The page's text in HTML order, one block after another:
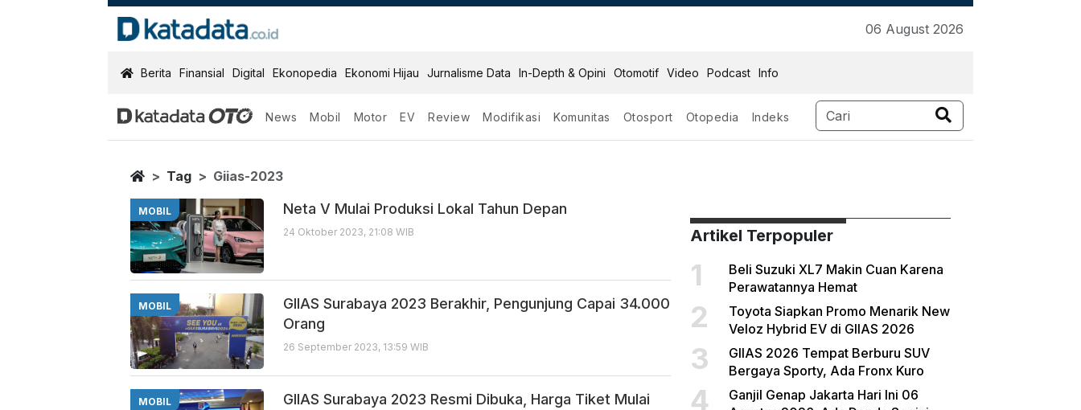
06 August 2026
KatadataOTO
Berita Finansial Digital Ekonopedia Ekonomi Hijau Jurnalisme Data In-Depth & Opini Otomotif Video Podcast Info
News Mobil Motor EV Review Modifikasi Komunitas Otosport Otopedia Indeks
Giias 2023
Berita Terbaru
Home
Tag Giias-2023
MOBIL Neta V Mulai Produksi Lokal Tahun Depan
24 Oktober 2023, 21:08 WIB
MOBIL
GIIAS Surabaya 2023 Berakhir, Pengunjung Capai 34.000
Orang
26 September 2023, 13:59 WIB
MOBIL
GIIAS Surabaya 2023 Resmi Dibuka, Harga Tiket Mulai
Artikel Terpopuler
1
Beli Suzuki XL7 Makin Cuan Karena
Perawatannya Hemat
2
Toyota Siapkan Promo Menarik New
Veloz Hybrid EV di GIIAS 2026
3
GIIAS 2026 Tempat Berburu SUV
Bergaya Sporty, Ada Fronx Kuro
4
Ganjil Genap Jakarta Hari Ini 06